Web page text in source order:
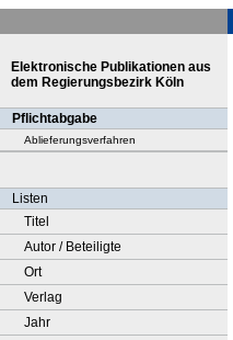
Elektronische Publikationen aus
dem Regierungsbezirk Köln
Pflichtabgabe
Ablieferungsverfahren
Listen
Titel
Autor / Beteiligte
Ort
Verlag
Jahr